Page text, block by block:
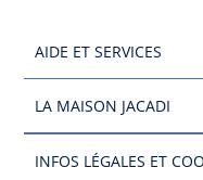
AIDE ET SERVICES
LA MAISON JACADI
INFOS LÉGALES ET